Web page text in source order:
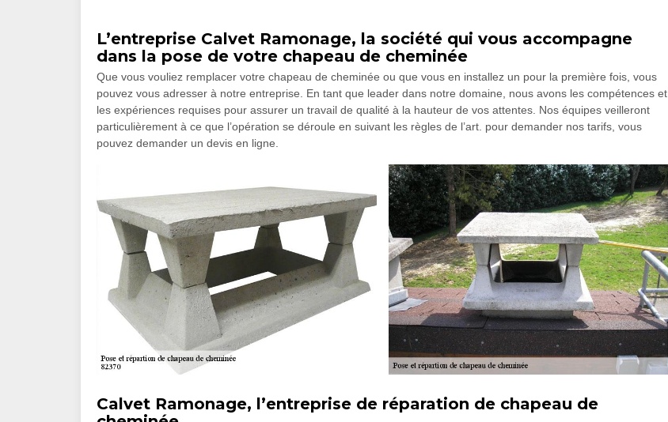
L’entreprise Calvet Ramonage, la société qui vous accompagne
dans la pose de votre chapeau de cheminée
Que vous vouliez remplacer votre chapeau de cheminée ou que vous en installez un pour la première fois, vous
pouvez vous adresser à notre entreprise. En tant que leader dans notre domaine, nous avons les compétences et
les expériences requises pour assurer un travail de qualité à la hauteur de vos attentes. Nos équipes veilleront
particulièrement à ce que l’opération se déroule en suivant les règles de l’art. pour demander nos tarifs, vous
pouvez demander un devis en ligne.
Calvet Ramonage, l’entreprise de réparation de chapeau de